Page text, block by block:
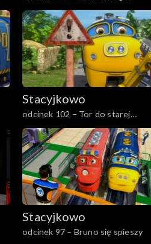
Stacyjkowo
odcinek 102 – Tor do starej
kopalni srebra
Stacyjkowo
odcinek 97 – Bruno się spieszy